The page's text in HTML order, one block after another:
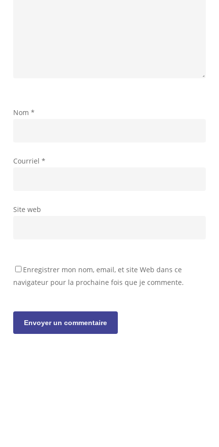
Nom *
Courriel *
Site web
Enregistrer mon nom, email, et site Web dans ce
navigateur pour la prochaine fois que je commente.